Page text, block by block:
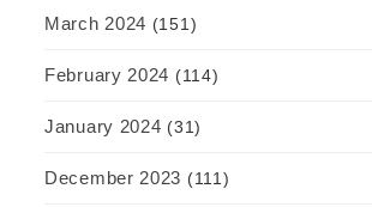
March 2024 (151)
February 2024 (114)
January 2024 (31)
December 2023 (111)